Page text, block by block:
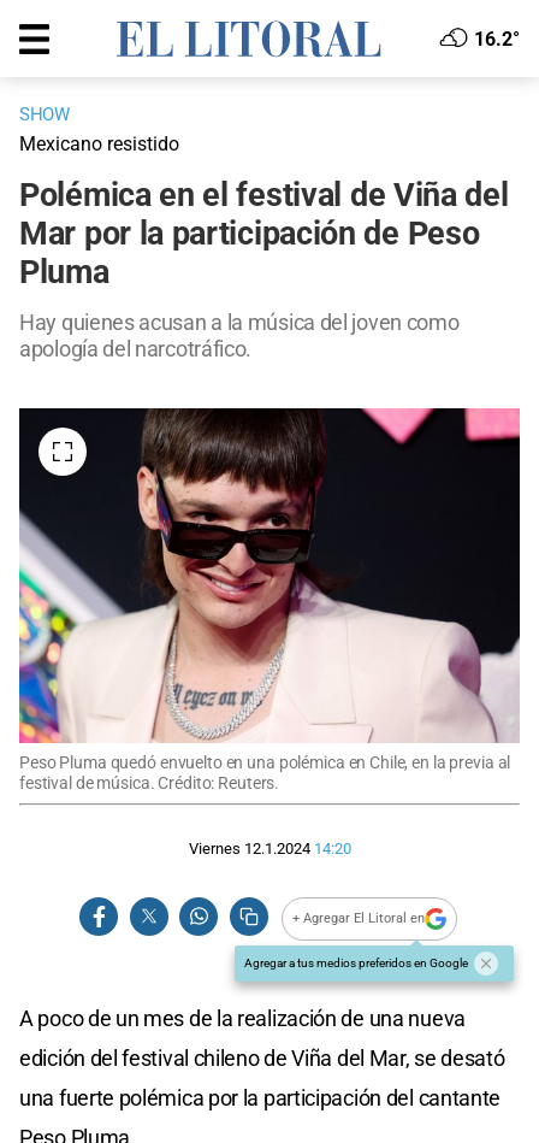
16.2°
SHOW
Mexicano resistido
Polémica en el festival de Viña del
Mar por la participación de Peso
Pluma
Hay quienes acusan a la música del joven como
apología del narcotráfico.
Peso Pluma quedó envuelto en una polémica en Chile, en la previa al
festival de música. Crédito: Reuters.
Viernes 12.1.2024 14:20
+ Agregar El Litoral en
Agregar a tus medios preferidos en Google
A poco de un mes de la realización de una nueva
edición del festival chileno de Viña del Mar, se desató
una fuerte polémica por la participación del cantante
Peso Pluma.